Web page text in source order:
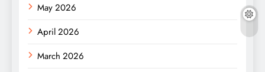
May 2026
April 2026
March 2026